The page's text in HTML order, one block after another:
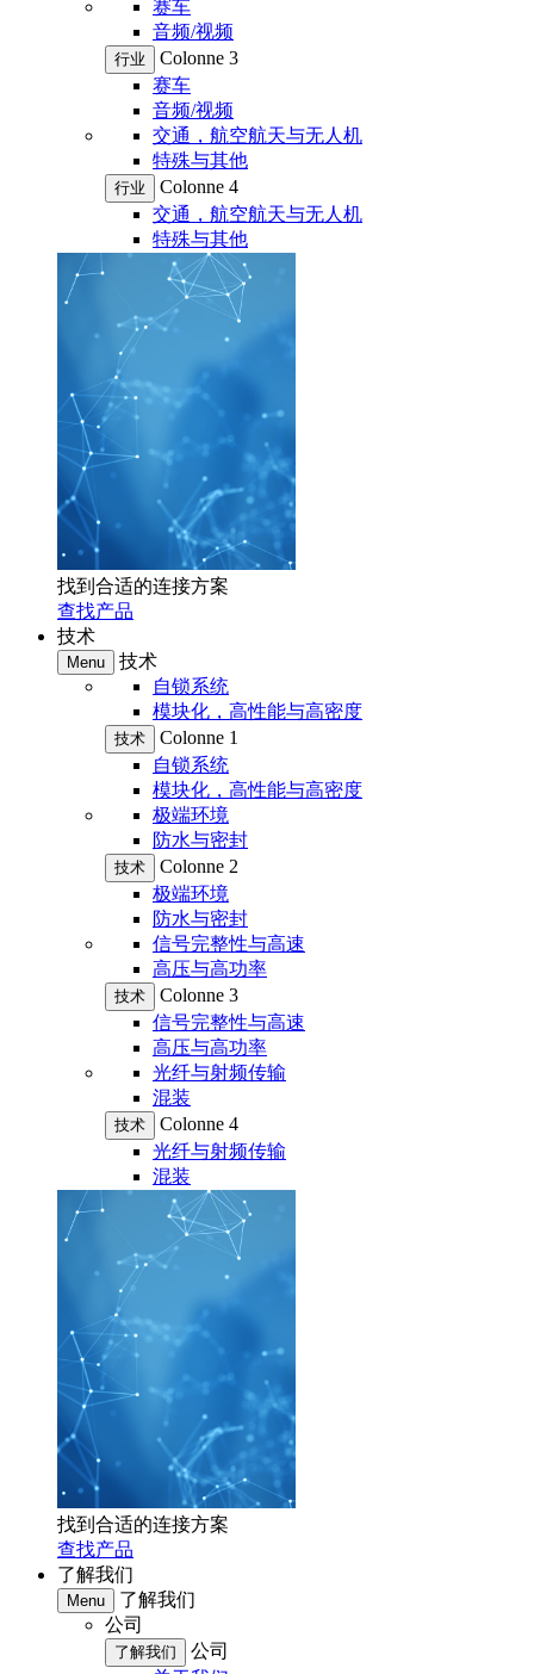
赛车
音频/视频
行业
Colonne 3
赛车
音频/视频
交通，航空航天与无人机
特殊与其他
行业
Colonne 4
交通，航空航天与无人机
特殊与其他
找到合适的连接方案
查找产品
技术
Menu
技术
自锁系统
模块化，高性能与高密度
技术
Colonne 1
自锁系统
模块化，高性能与高密度
极端环境
防水与密封
技术
Colonne 2
极端环境
防水与密封
信号完整性与高速
高压与高功率
技术
Colonne 3
信号完整性与高速
高压与高功率
光纤与射频传输
混装
技术
Colonne 4
光纤与射频传输
混装
找到合适的连接方案
查找产品
了解我们
Menu
了解我们
公司
了解我们
公司